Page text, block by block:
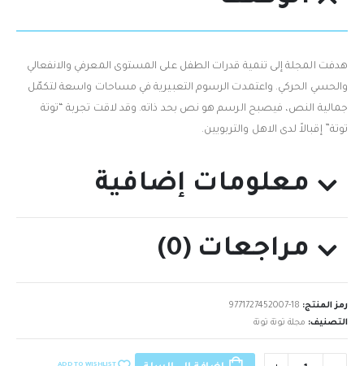
هدفت المجلة إلى تنمية قدرات الطفل على المستوى المعرفي والانفعالي
والحسي الحركي. واعتمدت الرسوم التعبيرية في مساحات واسعة لتكمّل
جمالية النص، فيصبح الرسم هو نص بحد ذاته. وقد لاقت تجربة “توتة
توتة” إقبالاً لدى الاهل والتربويين.
معلومات إضافية
مراجعات (0)
رمز المنتج: 9771727452007-18
التصنيف: مجلة توتة توتة